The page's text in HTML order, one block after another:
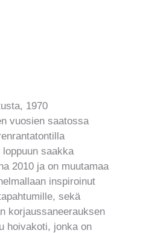
1970
vuosien saatossa
saakka
2010 ja on muutamaa
inspiroinut
sekä
korjaussaneerauksen
hoivakoti, jonka on